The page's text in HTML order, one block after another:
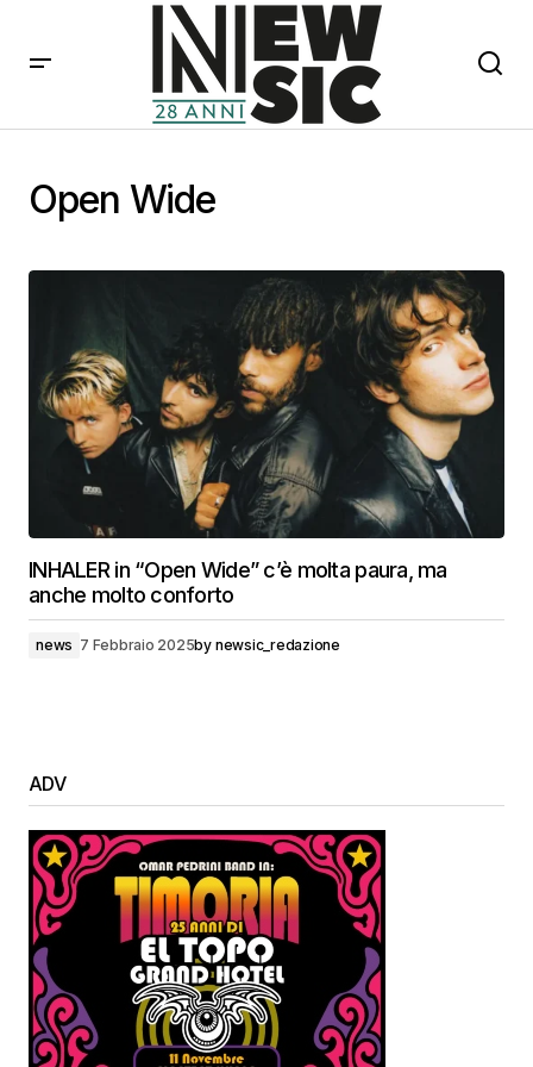
Open Wide
INHALER in “Open Wide” c’è molta paura, ma
anche molto conforto
news 7 Febbraio 2025by newsic_redazione
ADV